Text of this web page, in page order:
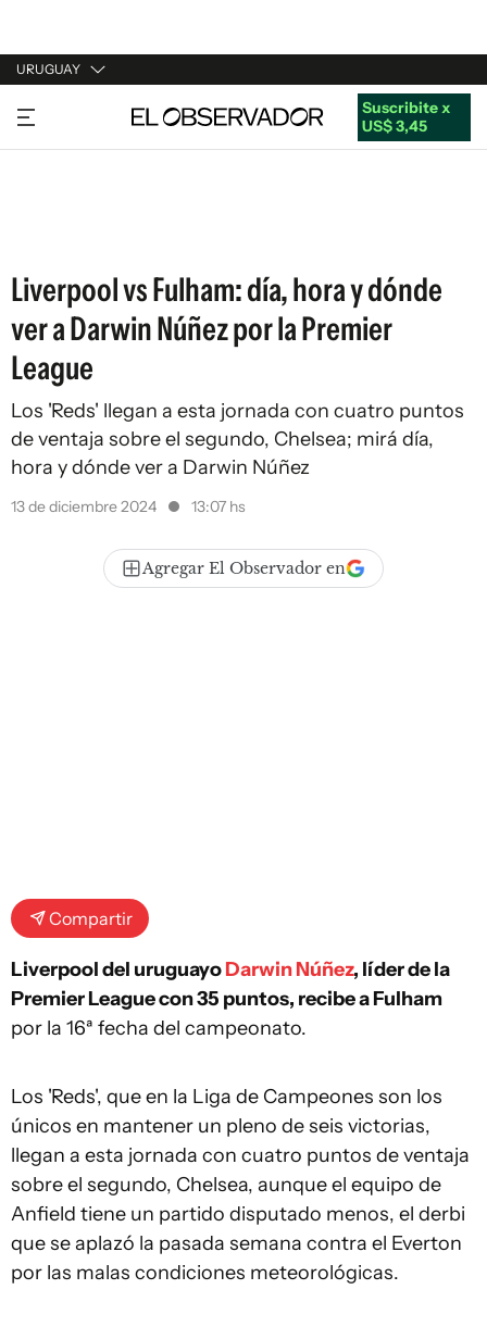
URUGUAY
URUGUAY
ARGENTINA
Suscribite x
US$ 3,45
Liverpool vs Fulham: día, hora y dónde
ver a Darwin Núñez por la Premier
League
Los 'Reds' llegan a esta jornada con cuatro puntos
de ventaja sobre el segundo, Chelsea; mirá día,
hora y dónde ver a Darwin Núñez
13 de diciembre 2024 13:07 hs
Agregar El Observador en
Compartir
Liverpool del uruguayoDarwin Núñez, líder de la
Premier League con 35 puntos, recibe a Fulham
por la 16ª fecha del campeonato.
Los 'Reds', que en la Liga de Campeones son los
únicos en mantener un pleno de seis victorias,
llegan a esta jornada con cuatro puntos de ventaja
sobre el segundo, Chelsea, aunque el equipo de
Anfield tiene un partido disputado menos, el derbi
que se aplazó la pasada semana contra el Everton
por las malas condiciones meteorológicas.